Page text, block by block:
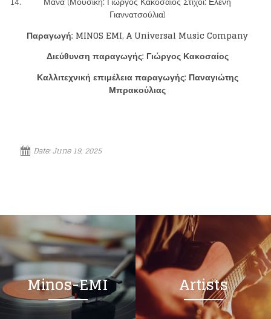
Γιαννατσούλια)
Παραγωγή: MINOS EMI, A Universal Music Company
Διεύθυνση παραγωγής: Γιώργος Κακοσαίος
Καλλιτεχνική επιμέλεια παραγωγής: Παναγιώτης
Μπρακούλιας
Date:June 19, 2025
Minos-EMI Artists